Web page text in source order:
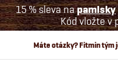
15 % sleva napamlsky
Kód vložte v